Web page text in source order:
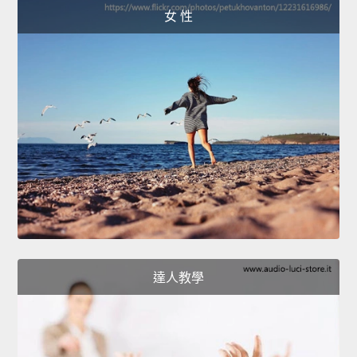
女 性
達人教學